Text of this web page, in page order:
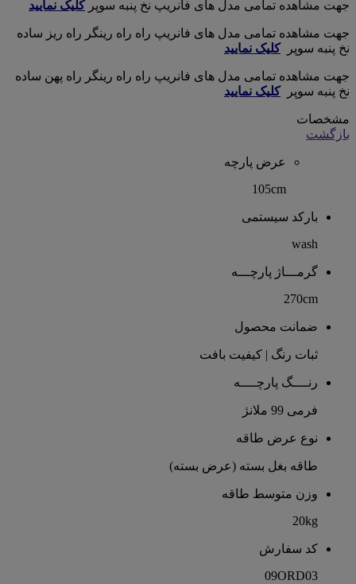
جهت مشاهده تمامی مدل های فانریپ نخ پنبه سوپرکلیک نمایید
جهت مشاهده تمامی مدل های فانریپ راه راه رینگر راه ریز ساده
نخ پنبه سوپرکلیک نمایید
جهت مشاهده تمامی مدل های فانریپ راه راه رینگر راه پهن ساده
نخ پنبه سوپرکلیک نمایید
مشخصات
بازگشت
عرض پارچه
105cm
بارکد سیستمی
wash
گرمـــاژ پارچـــه
270cm
ضمانت محصول
ثبات رنگ | کیفیت بافت
رنــــگ پارچــــه
فرمی 99 ملانژ
نوع عرض طاقه
طاقه بغل بسته (عرض بسته)
وزن متوسط طاقه
20kg
کد سفارش
09ORD03